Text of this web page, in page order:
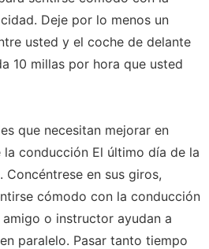
Deje por lo menos un
usted y el coche de delante
10 millas por hora que usted
que necesitan mejorar en
conducción El último día de la
en sus giros,
cómodo con la conducción
o instructor ayudan a
paralelo. Pasar tanto tiempo